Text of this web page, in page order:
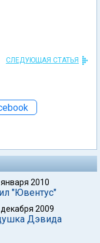
СЛЕДУЮЩАЯ СТАТЬЯ
2010
"Ювентус"
2009
Дэвида